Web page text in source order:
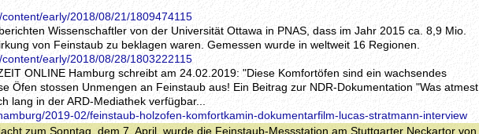
early/2018/08/21/1809474115
Wissenschaftler von der Universität Ottawa in PNAS, dass im Jahr 2015 ca. 8,9 Mio.
von Feinstaub zu beklagen waren. Gemessen wurde in weltweit 16 Regionen.
early/2018/08/28/1803222115
ONLINE Hamburg schreibt am 24.02.2019: "Diese Komfortöfen sind ein wachsendes
Öfen stossen Unmengen an Feinstaub aus! Ein Beitrag zur NDR-Dokumentation "Was atmest
lang in der ARD-Mediathek verfügbar...
2019-02/feinstaub-holzofen-komfortkamin-dokumentarfilm-lucas-stratmann-interview
zum Sonntag, dem 7. April, wurde die Feinstaub-Messstation am Stuttgarter Neckartor von